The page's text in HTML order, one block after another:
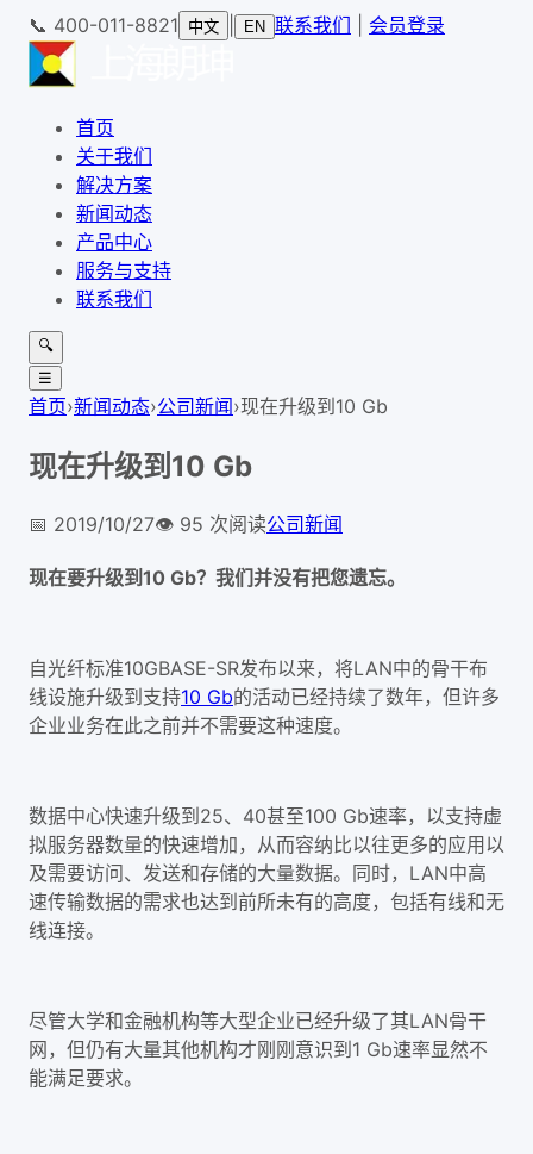
📞 400-011-8821 中文 EN 联系我们 会员登录
首页
关于我们
解决方案
新闻动态
产品中心
服务与支持
联系我们
🔍
☰
首页›新闻动态›公司新闻›现在升级到10 Gb
现在升级到10 Gb
📅 2019/10/27👁️ 95 次阅读公司新闻
现在要升级到10 Gb？我们并没有把您遗忘。
自光纤标准10GBASE-SR发布以来，将LAN中的骨干布
线设施升级到支持10 Gb的活动已经持续了数年，但许多
企业业务在此之前并不需要这种速度。
数据中心快速升级到25、40甚至100 Gb速率，以支持虚
拟服务器数量的快速增加，从而容纳比以往更多的应用以
及需要访问、发送和存储的大量数据。同时，LAN中高
速传输数据的需求也达到前所未有的高度，包括有线和无
线连接。
尽管大学和金融机构等大型企业已经升级了其LAN骨干
网，但仍有大量其他机构才刚刚意识到1 Gb速率显然不
能满足要求。